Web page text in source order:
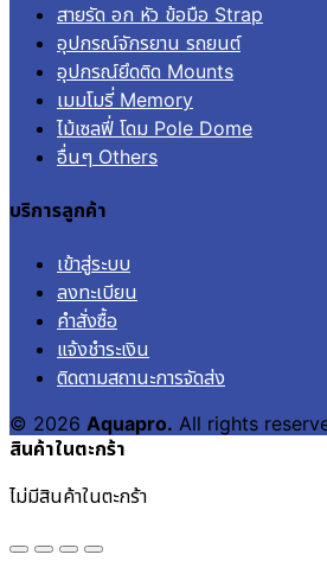
สายรัด อก หัว ข้อมือ Strap
อุปกรณ์จักรยาน รถยนต์
อุปกรณ์ยึดติด Mounts
เมมโมรี่ Memory
ไม้เซลฟี่ โดม Pole Dome
อื่นๆ Others
บริการลูกค้า
เข้าสู่ระบบ
ลงทะเบียน
คำสั่งซื้อ
แจ้งชำระเงิน
ติดตามสถานะการจัดส่ง
© 2026 Aquapro. All rights
สินค้าในตะกร้า
ไม่มีสินค้าในตะกร้า